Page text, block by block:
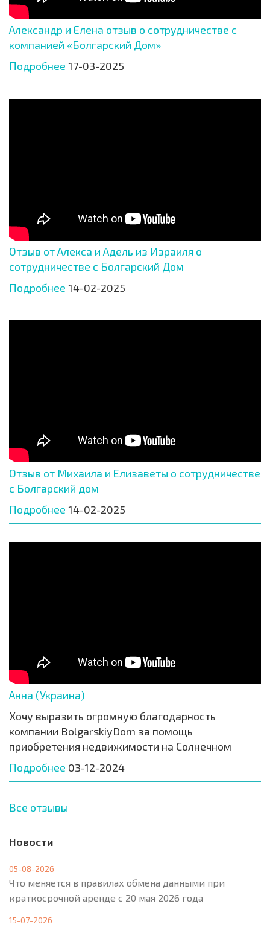
Александр и Елена отзыв о сотрудничестве с
компанией «Болгарский Дом»
Подробнее 17-03-2025
Отзыв от Алекса и Адель из Израиля о
сотрудничестве с Болгарский Дом
Подробнее 14-02-2025
Отзыв от Михаила и Елизаветы о сотрудничестве
с Болгарский дом
Подробнее 14-02-2025
Анна (Украина)
Хочу выразить огромную благодарность
компании BolgarskiyDom за помощь
приобретения недвижимости на Солнечном
Подробнее 03-12-2024
Все отзывы
Новости
05-08-2026
Что меняется в правилах обмена данными при
краткосрочной аренде с 20 мая 2026 года
15-07-2026